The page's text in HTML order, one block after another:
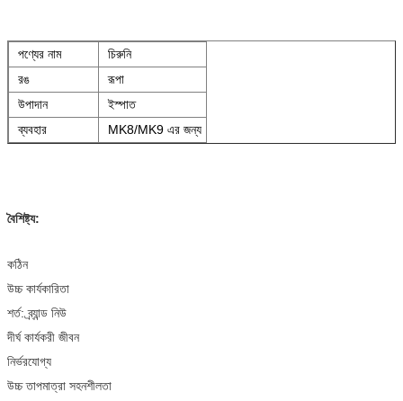
পণ্যের নাম
চিরুনি
রঙ
রূপা
উপাদান
ইস্পাত
ব্যবহার
MK8/MK9 এর জন্য
বৈশিষ্ট্য:
কঠিন
উচ্চ কার্যকারিতা
শর্ত: ব্র্যান্ড নিউ
দীর্ঘ কার্যকরী জীবন
নির্ভরযোগ্য
উচ্চ তাপমাত্রা সহনশীলতা